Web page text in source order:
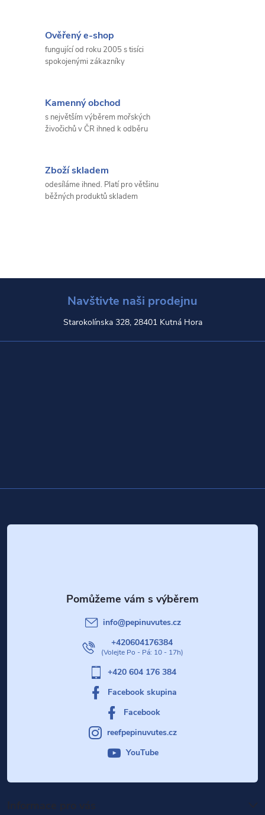
Ověřený e-shop
fungující od roku 2005 s tisíci
spokojenými zákazníky
Kamenný obchod
s největším výběrem mořských
živočichů v ČR ihned k odběru
Zboží skladem
odesíláme ihned. Platí pro většinu
běžných produktů skladem
Navštivte naši prodejnu
Starokolínska 328, 28401 Kutná Hora
á
info@pepinuvutes.cz
+420604176384
+420 604 176 384
Facebook skupina
Facebook
reefpepinuvutes.cz
YouTube